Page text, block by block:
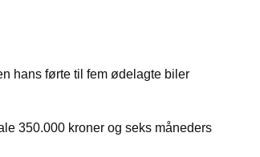
hans førte til fem ødelagte biler
350.000 kroner og seks måneders